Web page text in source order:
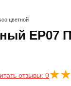
цветной
ЕP07
отзывы: 0